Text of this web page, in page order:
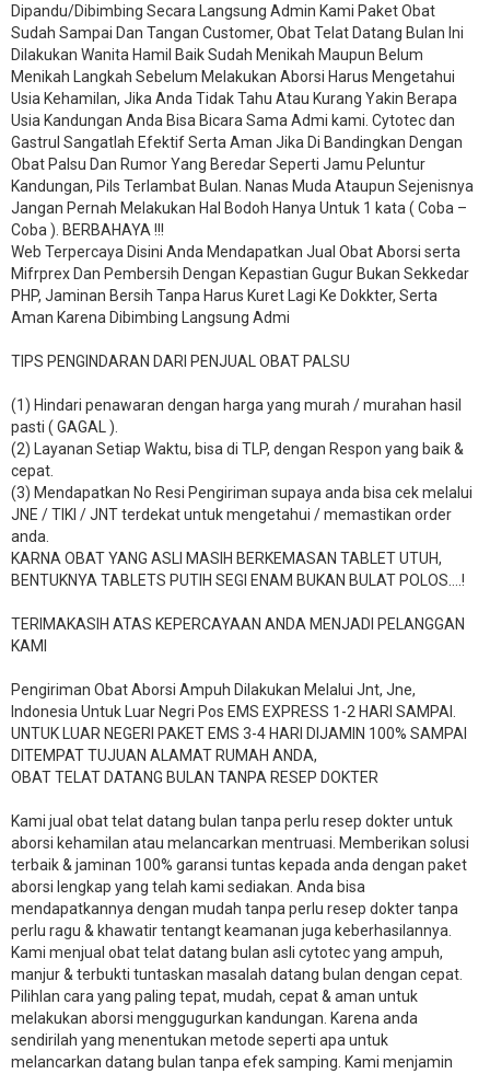
Dipandu/Dibimbing Secara Langsung Admin Kami Paket Obat
Sudah Sampai Dan Tangan Customer, Obat Telat Datang Bulan Ini
Dilakukan Wanita Hamil Baik Sudah Menikah Maupun Belum
Menikah Langkah Sebelum Melakukan Aborsi Harus Mengetahui
Usia Kehamilan, Jika Anda Tidak Tahu Atau Kurang Yakin Berapa
Usia Kandungan Anda Bisa Bicara Sama Admi kami. Cytotec dan
Gastrul Sangatlah Efektif Serta Aman Jika Di Bandingkan Dengan
Obat Palsu Dan Rumor Yang Beredar Seperti Jamu Peluntur
Kandungan, Pils Terlambat Bulan. Nanas Muda Ataupun Sejenisnya
Jangan Pernah Melakukan Hal Bodoh Hanya Untuk 1 kata ( Coba –
Coba ). BERBAHAYA !!!
Web Terpercaya Disini Anda Mendapatkan Jual Obat Aborsi serta
Mifrprex Dan Pembersih Dengan Kepastian Gugur Bukan Sekkedar
PHP, Jaminan Bersih Tanpa Harus Kuret Lagi Ke Dokkter, Serta
Aman Karena Dibimbing Langsung Admi
TIPS PENGINDARAN DARI PENJUAL OBAT PALSU
(1) Hindari penawaran dengan harga yang murah / murahan hasil
pasti ( GAGAL ).
(2) Layanan Setiap Waktu, bisa di TLP, dengan Respon yang baik &
cepat.
(3) Mendapatkan No Resi Pengiriman supaya anda bisa cek melalui
JNE / TIKI / JNT terdekat untuk mengetahui / memastikan order
anda.
KARNA OBAT YANG ASLI MASIH BERKEMASAN TABLET UTUH,
BENTUKNYA TABLETS PUTIH SEGI ENAM BUKAN BULAT POLOS….!
TERIMAKASIH ATAS KEPERCAYAAN ANDA MENJADI PELANGGAN
KAMI
Pengiriman Obat Aborsi Ampuh Dilakukan Melalui Jnt, Jne,
Indonesia Untuk Luar Negri Pos EMS EXPRESS 1-2 HARI SAMPAI.
UNTUK LUAR NEGERI PAKET EMS 3-4 HARI DIJAMIN 100% SAMPAI
DITEMPAT TUJUAN ALAMAT RUMAH ANDA,
OBAT TELAT DATANG BULAN TANPA RESEP DOKTER
Kami jual obat telat datang bulan tanpa perlu resep dokter untuk
aborsi kehamilan atau melancarkan mentruasi. Memberikan solusi
terbaik & jaminan 100% garansi tuntas kepada anda dengan paket
aborsi lengkap yang telah kami sediakan. Anda bisa
mendapatkannya dengan mudah tanpa perlu resep dokter tanpa
perlu ragu & khawatir tentangt keamanan juga keberhasilannya.
Kami menjual obat telat datang bulan asli cytotec yang ampuh,
manjur & terbukti tuntaskan masalah datang bulan dengan cepat.
Pilihlan cara yang paling tepat, mudah, cepat & aman untuk
melakukan aborsi menggugurkan kandungan. Karena anda
sendirilah yang menentukan metode seperti apa untuk
melancarkan datang bulan tanpa efek samping. Kami menjamin